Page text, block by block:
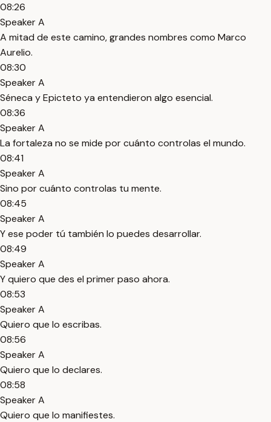
08:26
Speaker A
A mitad de este camino, grandes nombres como Marco
Aurelio.
08:30
Speaker A
Séneca y Epicteto ya entendieron algo esencial.
08:36
Speaker A
La fortaleza no se mide por cuánto controlas el mundo.
08:41
Speaker A
Sino por cuánto controlas tu mente.
08:45
Speaker A
Y ese poder tú también lo puedes desarrollar.
08:49
Speaker A
Y quiero que des el primer paso ahora.
08:53
Speaker A
Quiero que lo escribas.
08:56
Speaker A
Quiero que lo declares.
08:58
Speaker A
Quiero que lo manifiestes.